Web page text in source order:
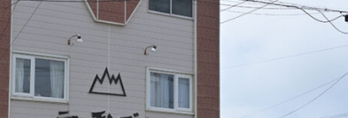
Itineraries
スポット・体験
Spots & Experiences